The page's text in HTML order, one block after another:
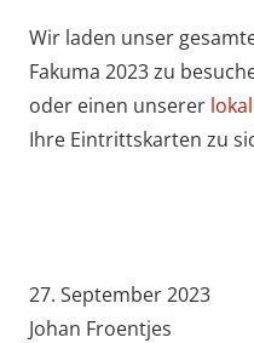
Wir laden unser
Fakuma 2023 zu
oder einen unserer
Ihre Eintrittskarten zu
27. September 2023
Johan Froentjes